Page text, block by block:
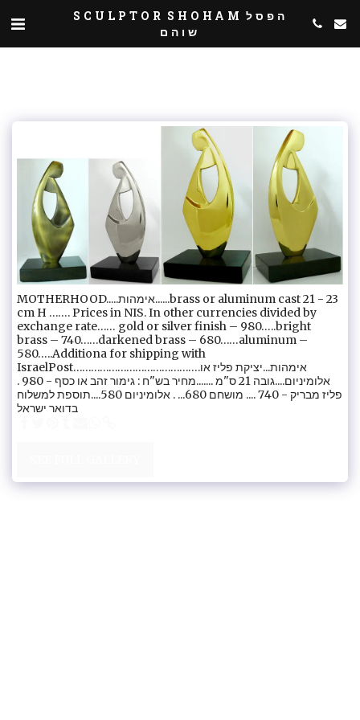
SCULPTOR SHOHAM הפסל
שוהם
MOTHERHOOD.....אימהות......brass or aluminum cast 21 - 23
cm H ……. Prices in NIS. In other currencies divided by
exchange rate…… gold or silver finish – 980…..bright
brass – 740……darkened brass – 680……aluminum –
580…..Additiona for shipping with
IsraelPost…………………………………….אימהות...יציקת פליז או
אלומיניום....גובה 21 ס"מ .......מחיר בש"ח : גימור זהב או כסף - 980 .
פליז מבריק - 740 .... מושחם 680... . אלומיניום 580....תוספת למשלוח
בדואר ישראל